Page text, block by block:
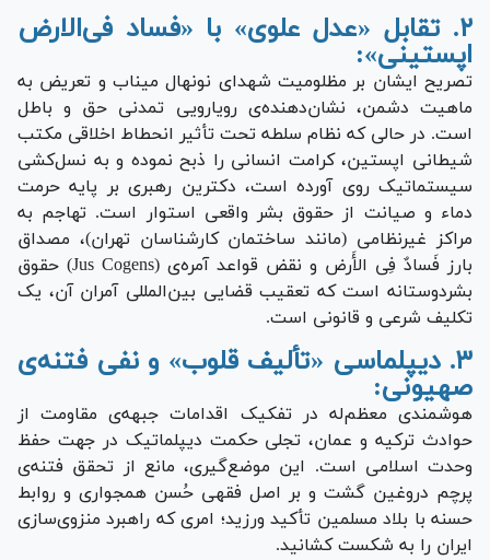
۲. تقابل «عدل علوی» با «فساد فی‌الارض
اپستینی»:
تصریح ایشان بر مظلومیت شهدای نونهال میناب و تعریض به
ماهیت دشمن، نشان‌دهنده‌ی رویارویی تمدنی حق و باطل
است. در حالی که نظام سلطه تحت تأثیر انحطاط اخلاقی مکتب
شیطانی اپستین، کرامت انسانی را ذبح نموده و به نسل‌کشی
سیستماتیک روی آورده است، دکترین رهبری بر پایه حرمت
دماء و صیانت از حقوق بشر واقعی استوار است. تهاجم به
مراکز غیرنظامی (مانند ساختمان کارشناسان تهران)، مصداق
بارز فَسادٌ فِی الأَرض و نقض قواعد آمره‌ی (Jus Cogens) حقوق
بشردوستانه است که تعقیب قضایی بین‌المللی آمران آن، یک
تکلیف شرعی و قانونی است.
۳. دیپلماسی «تألیف قلوب» و نفی فتنه‌ی
صهیونی:
هوشمندی معظم‌له در تفکیک اقدامات جبهه‌ی مقاومت از
حوادث ترکیه و عمان، تجلی حکمت دیپلماتیک در جهت حفظ
وحدت اسلامی است. این موضع‌گیری، مانع از تحقق فتنه‌ی
پرچم دروغین گشت و بر اصل فقهی حُسن همجواری و روابط
حسنه با بلاد مسلمین تأکید ورزید؛ امری که راهبرد منزوی‌سازی
ایران را به شکست کشانید.